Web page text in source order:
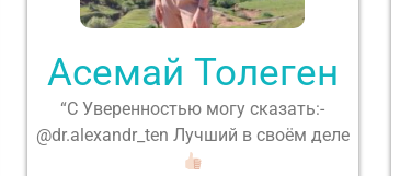
Асемай Толеген
“С Уверенностью могу сказать:-
@dr.alexandr_ten Лучший в своём деле